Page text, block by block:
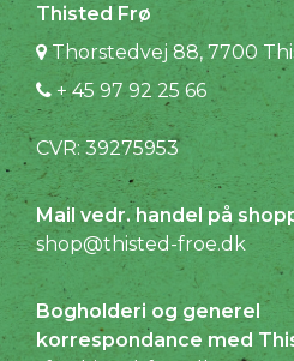
Thisted Frø
Thorstedvej 88, 7700
+ 45 97 92 25 66
CVR: 39275953
Mail vedr. handel på
shop@thisted-froe.dk
Bogholderi og generel
korrespondance med